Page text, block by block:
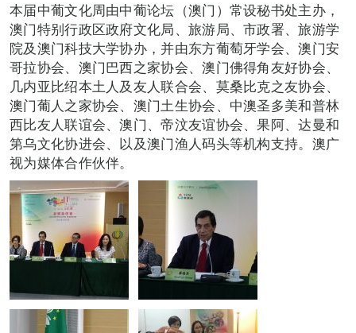
本届中葡文化周由中葡论坛（澳门）常设秘书处主办，
澳门特别行政区政府文化局、旅游局、市政署、旅游学
院及澳门科技大学协办，并由东方葡萄牙学会、澳门安
哥拉协会、澳门巴西之家协会、澳门佛得角友好协会、
几内亚比绍本土人及友人联合会、莫桑比克之友协会、
澳门葡人之家协会、澳门土生协会、中澳圣多美和普林
西比友人联谊会、澳门、帝汶友谊协会、果阿、达曼和
第乌文化协进会、以及澳门渔人码头等机构支持。澳广
视为媒体合作伙伴。